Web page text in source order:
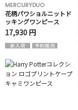
MERCURYDUO
花柄パワショルニットド
ッキングワンピース
17,930 円